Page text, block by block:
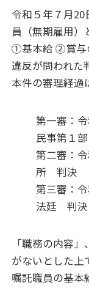
令和５年７月
員（無期雇用）
①基本給 ②賞与
違反が問われた
本件の審理経過
第一審：
民事第１部
第二審：
所 判決
第三審：
法廷 判決
「職務の内容
がないとした
嘱託職員の基本